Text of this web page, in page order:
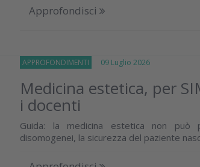
Approfondisci
APPROFONDIMENTI 09 Luglio 2026
Medicina estetica, per
i docenti
Guida: la medicina estetica non può
disomogenei, la sicurezza del paziente